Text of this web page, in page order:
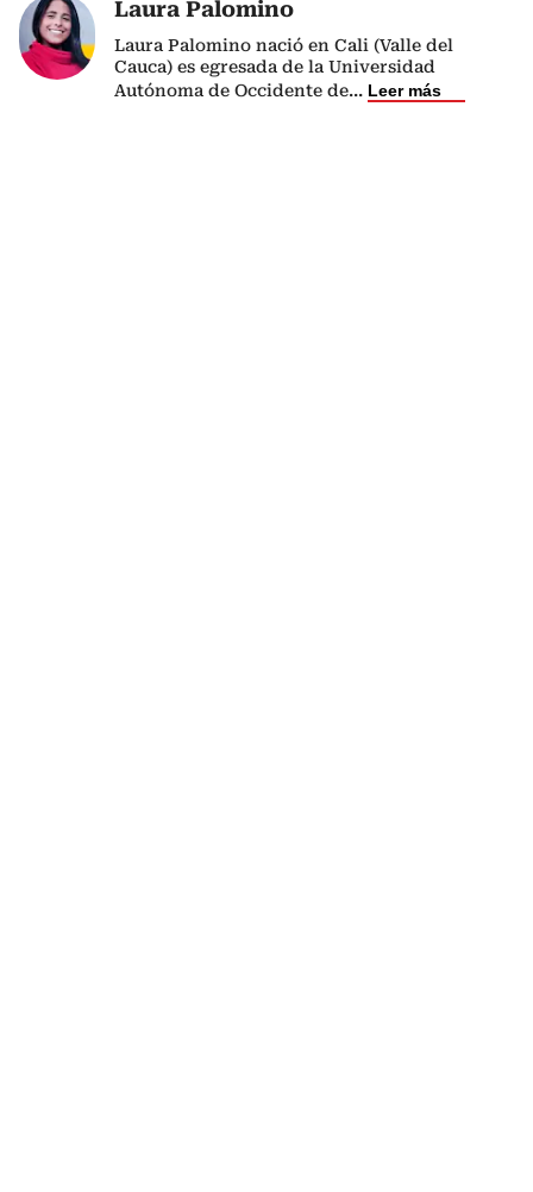
Laura Palomino
Laura Palomino nació en Cali (Valle del
Cauca) es egresada de la Universidad
Autónoma de Occidente de... Leer más